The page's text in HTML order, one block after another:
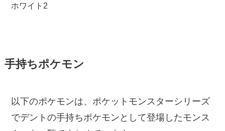
ホワイト2
手持ちポケモン
以下のポケモンは、ポケットモンスターシリーズ
でデントの手持ちポケモンとして登場したモンス